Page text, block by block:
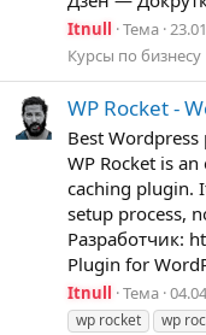
Itnull Тема
Курсы по бизнесу
WP Rocket -
Best
WP Rocket is
caching plugin.
setup process,
Разработчик:
Plugin for
Itnull Тема
wp rocket
wp